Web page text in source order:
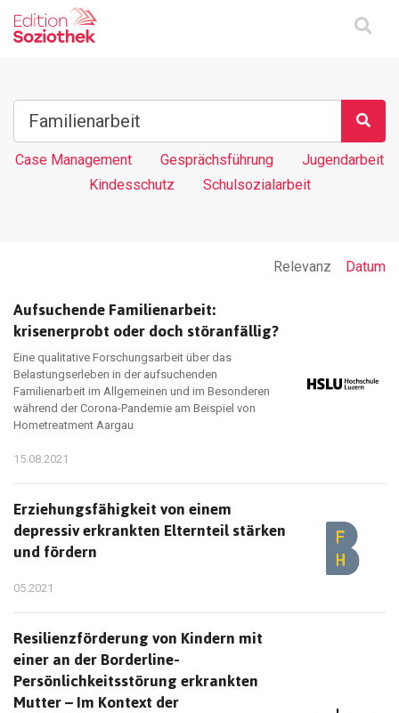
Case Management Gesprächsführung
Jugendarbeit
Kindesschutz
Schulsozialarbeit
Relevanz Datum
Aufsuchende Familienarbeit:
krisenerprobt oder doch störanfällig?
Eine qualitative Forschungsarbeit über das
Belastungserleben in der aufsuchenden
Familienarbeit im Allgemeinen und im Besonderen
während der Corona-Pandemie am Beispiel von
Hometreatment Aargau
15.08.2021
Erziehungsfähigkeit von einem
depressiv erkrankten Elternteil stärken
und fördern
05.2021
Resilienzförderung von Kindern mit
einer an der Borderline-
Persönlichkeitsstörung erkrankten
Mutter – Im Kontext der